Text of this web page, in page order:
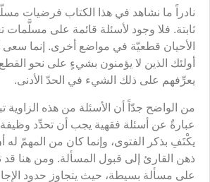
نادراً ما نشاهد في هذا الكتاب فرضيات
ثابتة. فلا وجود لأسئلة قائمة على
الأحيان قطعيّة في مواضع أخرى. إنما سعى
أولئك الذين لا يؤمنون بشيءٍ على نحو القطع
يعرِّفهم على ذلك الشيء في الحدّ الأدنى.
من الواضح جدّاً أن الأسئلة من هذه الزاوية
عبارةٌ عن أسئلة فقهية يجب أن تحدِّد وظيفة
يكْتَفِ بذكر الفتوى، وإنما كان من المهمّ
ذهن القارئ إلى قبول المسألة. ومن هنا قد
على مسألة بسيطة، حيث يتجاوز حدود